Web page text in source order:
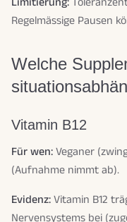
Regelmässige Pausen
Welche
Vitamin B12
Für wen:Veganer
(Aufnahme nimmt ab).
Evidenz:Vitamin B12
Nervensystems bei